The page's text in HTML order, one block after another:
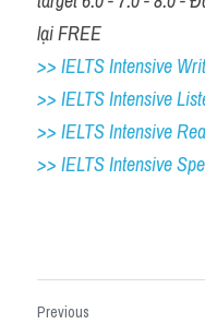
lại FREE
>> IELTS Intensive
>> IELTS Intensive
>> IELTS Intensive
>> IELTS Intensive
Previous